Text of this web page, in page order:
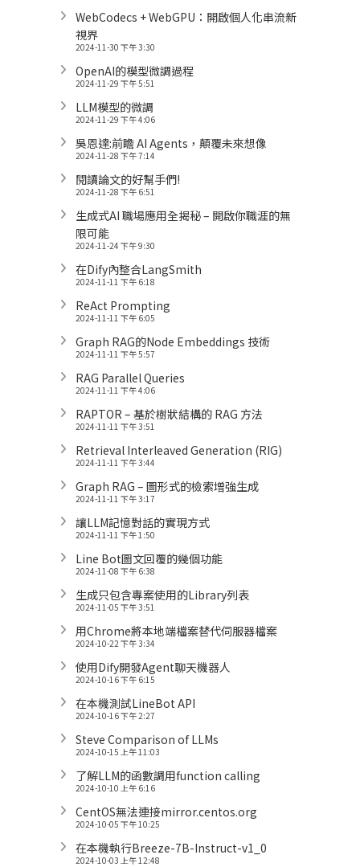
WebCodecs + WebGPU：開啟個人化串流新
視界
2024-11-30 下午 3:30
OpenAI的模型微調過程
2024-11-29 下午 5:51
LLM模型的微調
2024-11-29 下午 4:06
吳恩達:前瞻 AI Agents，顛覆未來想像
2024-11-28 下午 7:14
閱讀論文的好幫手們!
2024-11-28 下午 6:51
生成式AI 職場應用全揭秘 – 開啟你職涯的無
限可能
2024-11-24 下午 9:30
在Dify內整合LangSmith
2024-11-11 下午 6:18
ReAct Prompting
2024-11-11 下午 6:05
Graph RAG的Node Embeddings 技術
2024-11-11 下午 5:57
RAG Parallel Queries
2024-11-11 下午 4:06
RAPTOR – 基於樹狀結構的 RAG 方法
2024-11-11 下午 3:51
Retrieval Interleaved Generation (RIG)
2024-11-11 下午 3:44
Graph RAG – 圖形式的檢索增強生成
2024-11-11 下午 3:17
讓LLM記憶對話的實現方式
2024-11-11 下午 1:50
Line Bot圖文回覆的幾個功能
2024-11-08 下午 6:38
生成只包含專案使用的Library列表
2024-11-05 下午 3:51
用Chrome將本地端檔案替代伺服器檔案
2024-10-22 下午 3:34
使用Dify開發Agent聊天機器人
2024-10-16 下午 6:15
在本機測試LineBot API
2024-10-16 下午 2:27
Steve Comparison of LLMs
2024-10-15 上午 11:03
了解LLM的函數調用function calling
2024-10-10 上午 6:16
CentOS無法連接mirror.centos.org
2024-10-05 下午 10:25
在本機執行Breeze-7B-Instruct-v1_0
2024-10-03 上午 12:48